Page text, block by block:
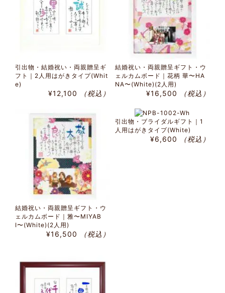
引出物・結婚祝い・両親贈呈ギ
フト｜2人用はがきタイプ(Whit
e)
¥12,100 （税込）
結婚祝い・両親贈呈ギフト・ウ
ェルカムボード｜花柄 華〜HA
NA〜(White)(2人用)
¥16,500 （税込）
結婚祝い・両親贈呈ギフト・ウ
ェルカムボード｜雅〜MIYAB
I〜(White)(2人用)
¥16,500 （税込）
引出物・ブライダルギフト｜1
人用はがきタイプ(White)
¥6,600 （税込）